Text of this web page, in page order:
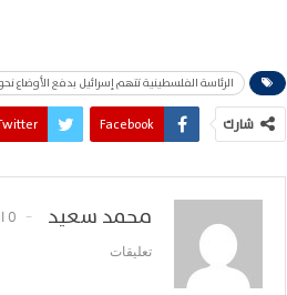
الرئاسة الفلسطينية تتهم إسرائيل بدفع الأوضاع نحو
شارك Facebook
محمد سعيد 0 المشاركات
تعليقات